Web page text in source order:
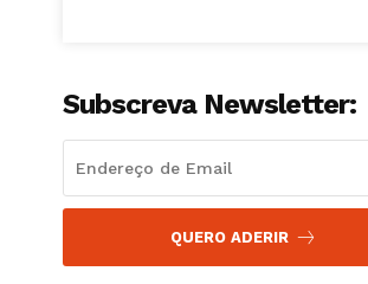
Subscreva Newsletter:
QUERO ADERIR